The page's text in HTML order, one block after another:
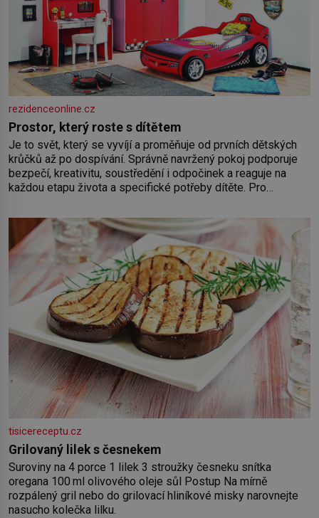
rezidenceonline.cz
Prostor, který roste s dítětem
Je to svět, který se vyvíjí a proměňuje od prvních dětských
krůčků až po dospívání. Správně navržený pokoj podporuje
bezpečí, kreativitu, soustředění i odpočinek a reaguje na
každou etapu života a specifické potřeby dítěte. Pro
by pokoj miminka měl působit především klidně a útulně.
Předškolní věk je
tisicereceptu.cz
Grilovaný lilek s česnekem
Suroviny na 4 porce 1 lilek 3 stroužky česneku snítka
oregana 100 ml olivového oleje sůl Postup Na mírně
rozpálený gril nebo do grilovací hliníkové misky narovnejte
nasucho kolečka lilku.